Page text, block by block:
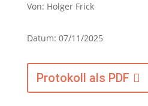
Von: Holger Frick
Datum: 07/11/2025
Protokoll als PDF